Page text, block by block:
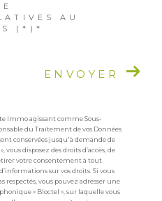
AU
(*)*
ENVOYER
Immo agissant comme Sous-
du Traitement de vos Données
conservées jusqu'à demande de
disposez des droits d’accès, de
votre consentement à tout
sur vos droits. Si vous
respectés, vous pouvez adresser une
« Bloctel », sur laquelle vous